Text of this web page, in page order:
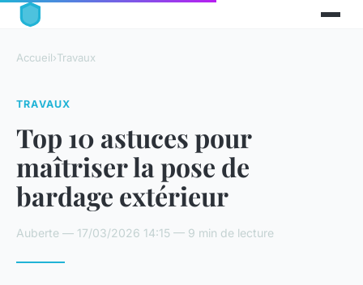
Accueil›Travaux
TRAVAUX
Top 10 astuces pour
maîtriser la pose de
bardage extérieur
Auberte — 17/03/2026 14:15 — 9 min de lecture